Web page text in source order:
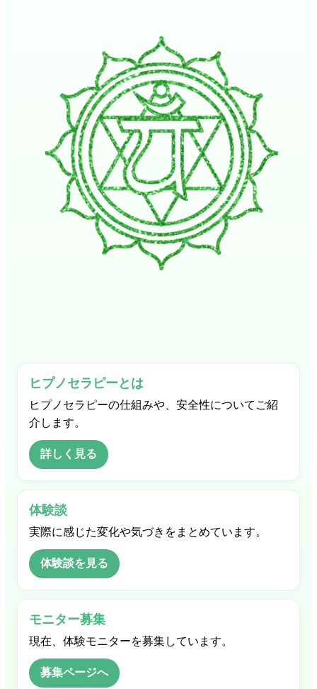
ヒプノセラピーとは
ヒプノセラピーの仕組みや、安全性についてご紹
介します。
詳しく見る
体験談
実際に感じた変化や気づきをまとめています。
体験談を見る
モニター募集
現在、体験モニターを募集しています。
募集ページへ